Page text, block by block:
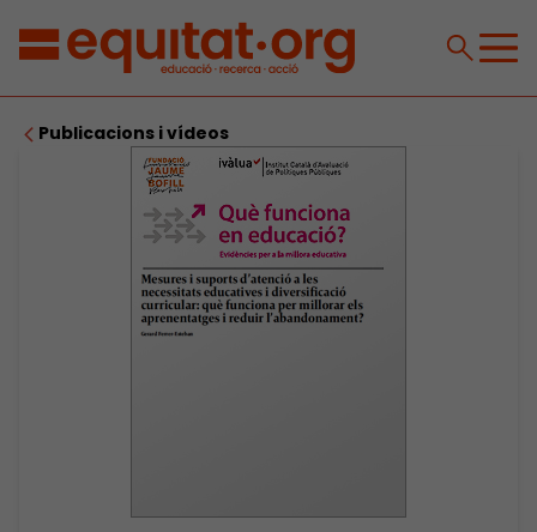
Publicacions i vídeos